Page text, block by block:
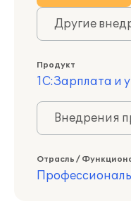
Другие
Продукт
1С:Зарплата и
Внедрения
Отрасль /